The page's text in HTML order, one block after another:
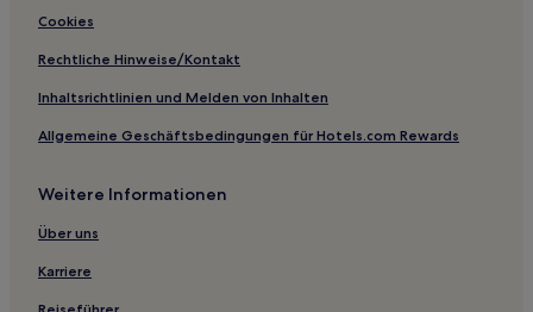
Darlington Hotels
Toronto Hotels
Bristol Hotels
Bunbury Hotels
Bethel Hotels
Emerald Hotels
Brooklyn Hotels
Morell Hotels
Cookies
Rechtliche Hinweise/Kontakt
Inhaltsrichtlinien und Melden von Inhalten
Allgemeine Geschäftsbedingungen für Hotels.com Rewards
Weitere Informationen
Über uns
Karriere